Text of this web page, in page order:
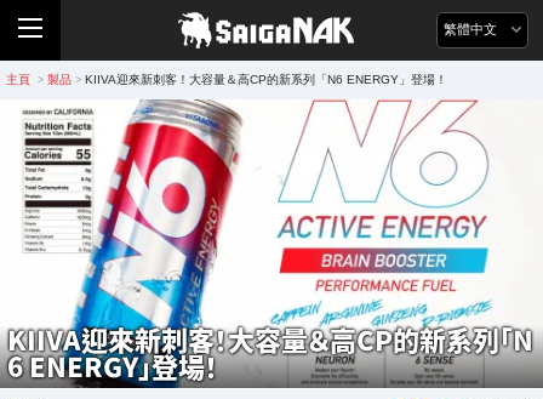
繁體中文
主頁 > 製品 > KIIVA迎來新刺客！大容量＆高CP的新系列「N6 ENERGY」登場！
KIIVA迎來新刺客！大容量＆高CP的新系列「N
6 ENERGY」登場！